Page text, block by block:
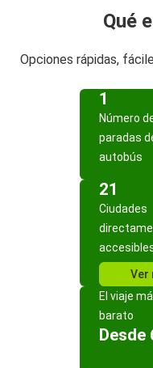
Qué
Opciones rápidas,
1
Número
paradas
autobús
21
Ciudades
Ver
El viaje
barato
Desde